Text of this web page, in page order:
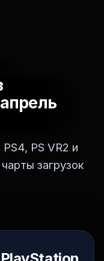
PS VR2 и
загрузок